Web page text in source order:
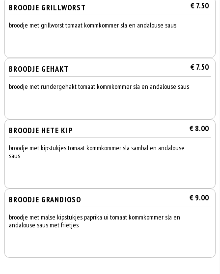
BROODJE GRILLWORST € 7.50
broodje met grillworst tomaat kommkommer sla en andalouse saus
BROODJE GEHAKT € 7.50
broodje met rundergehakt tomaat kommkommer sla en andalouse saus
BROODJE HETE KIP € 8.00
broodje met kipstukjes tomaat kommkommer sla sambal en andalouse
saus
BROODJE GRANDIOSO € 9.00
broodje met malse kipstukjes paprika ui tomaat kommkommer sla en
andalouse saus met frietjes